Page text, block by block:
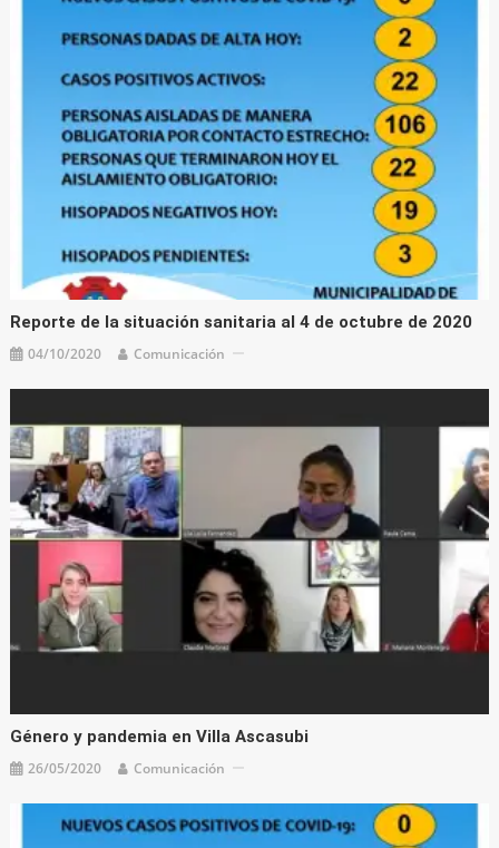
Reporte de la situación sanitaria al 4 de octubre de 2020
04/10/2020 Comunicación
Género y pandemia en Villa Ascasubi
26/05/2020 Comunicación